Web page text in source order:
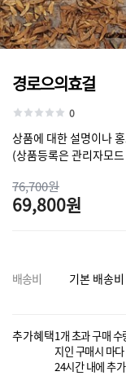
경로으의효걸
0
상품에 대한 설명이나
(상품등록은 관리자모
76,700원
69,800원
배송비 기본 배송비
추가혜택1개 초과 구매 수
지인 구매시 마
24시간 내에 추